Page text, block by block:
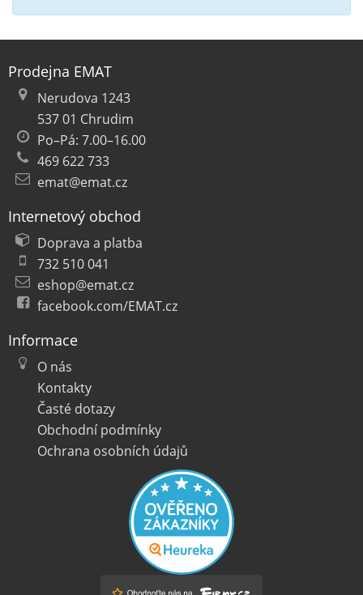
Prodejna EMAT
Nerudova 1243
537 01 Chrudim
Po–Pá: 7.00–16.00
469 622 733
emat@emat.cz
Internetový obchod
Doprava a platba
732 510 041
eshop@emat.cz
facebook.com/EMAT.cz
Informace
O nás
Kontakty
Časté dotazy
Obchodní podmínky
Ochrana osobních údajů